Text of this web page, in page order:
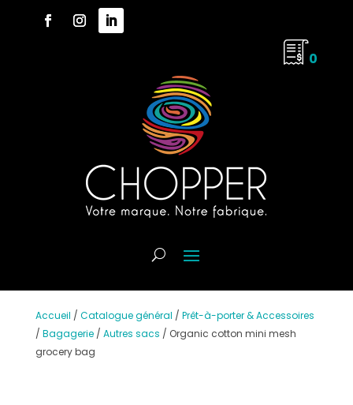
0
Accueil / Catalogue général / Prêt-à-porter & Accessoires
/ Bagagerie/ Autres sacs / Organic cotton mini mesh
grocery bag